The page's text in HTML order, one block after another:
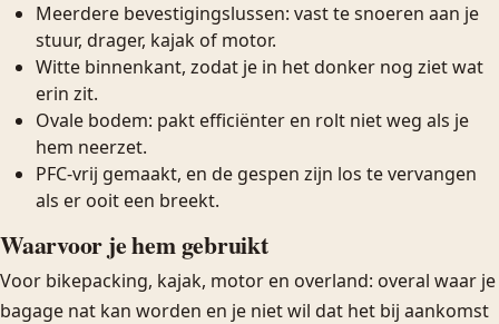
Meerdere bevestigingslussen: vast te snoeren aan je
stuur, drager, kajak of motor.
Witte binnenkant, zodat je in het donker nog ziet wat
erin zit.
Ovale bodem: pakt efficiënter en rolt niet weg als je
hem neerzet.
PFC-vrij gemaakt, en de gespen zijn los te vervangen
als er ooit een breekt.
Waarvoor je hem gebruikt
Voor bikepacking, kajak, motor en overland: overal waar je
bagage nat kan worden en je niet wil dat het bij aankomst